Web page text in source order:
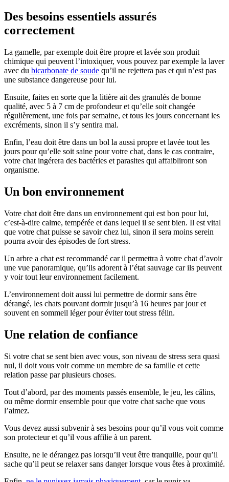
Des besoins essentiels assurés
correctement
La gamelle, par exemple doit être propre et lavée son produit
chimique qui peuvent l’intoxiquer, vous pouvez par exemple la laver
avec du bicarbonate de soude qu’il ne rejettera pas et qui n’est pas
une substance dangereuse pour lui.
Ensuite, faites en sorte que la litière ait des granulés de bonne
qualité, avec 5 à 7 cm de profondeur et qu’elle soit changée
régulièrement, une fois par semaine, et tous les jours concernant les
excréments, sinon il s’y sentira mal.
Enfin, l’eau doit être dans un bol la aussi propre et lavée tout les
jours pour qu’elle soit saine pour votre chat, dans le cas contraire,
votre chat ingérera des bactéries et parasites qui affaibliront son
organisme.
Un bon environnement
Votre chat doit être dans un environnement qui est bon pour lui,
c’est-à-dire calme, tempérée et dans lequel il se sent bien. Il est vital
que votre chat puisse se savoir chez lui, sinon il sera moins serein
pourra avoir des épisodes de fort stress.
Un arbre a chat est recommandé car il permettra à votre chat d’avoir
une vue panoramique, qu’ils adorent à l’état sauvage car ils peuvent
y voir tout leur environnement facilement.
L’environnement doit aussi lui permettre de dormir sans être
dérangé, les chats pouvant dormir jusqu’à 16 heures par jour et
souvent en sommeil léger pour éviter tout stress félin.
Une relation de confiance
Si votre chat se sent bien avec vous, son niveau de stress sera quasi
nul, il doit vous voir comme un membre de sa famille et cette
relation passe par plusieurs choses.
Tout d’abord, par des moments passés ensemble, le jeu, les câlins,
ou même dormir ensemble pour que votre chat sache que vous
l’aimez.
Vous devez aussi subvenir à ses besoins pour qu’il vous voit comme
son protecteur et qu’il vous affilie à un parent.
Ensuite, ne le dérangez pas lorsqu’il veut être tranquille, pour qu’il
sache qu’il peut se relaxer sans danger lorsque vous êtes à proximité.